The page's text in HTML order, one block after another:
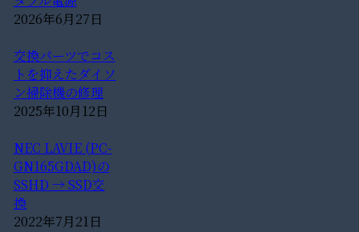
2026年6月27日
交換パーツでコス
トを抑えたダイソ
ン掃除機の修理
2025年10月12日
NEC LAVIE (PC-
GN165GDAD)の
SSHD → SSD交
換
2022年7月21日